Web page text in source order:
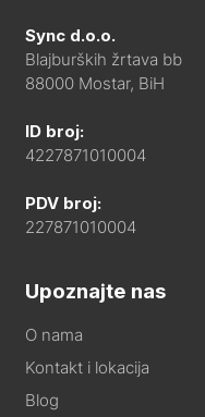
Sync d.o.o.
Blajburških žrtava bb
88000 Mostar, BiH
ID broj:
4227871010004
PDV broj:
227871010004
Upoznajte nas
O nama
Kontakt i lokacija
Blog